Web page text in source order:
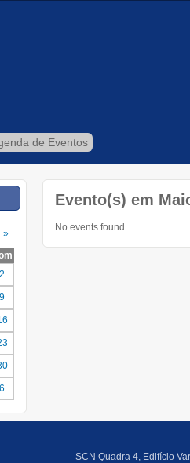
de Eventos
Evento(s) em
No events found.
»
2
9
6
SCN Quadra 4, Edifício